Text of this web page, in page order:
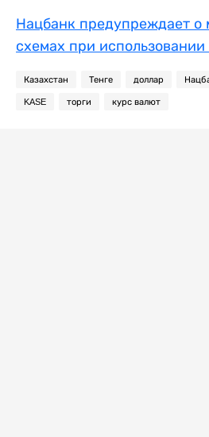
Нацбанк предупреждает о
схемах при
Казахстан Тенге доллар
KASE торги курс валют